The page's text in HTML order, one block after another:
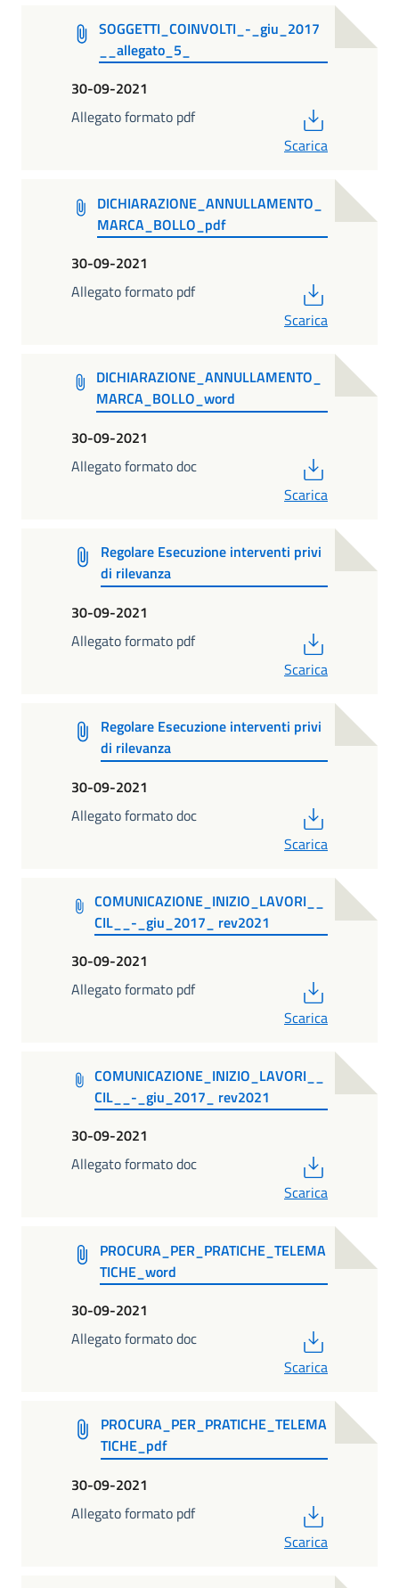
SOGGETTI_COINVOLTI_-_giu_2017
__allegato_5_
30-09-2021
Allegato formato pdf
Scarica
DICHIARAZIONE_ANNULLAMENTO_
MARCA_BOLLO_pdf
30-09-2021
Allegato formato pdf
Scarica
DICHIARAZIONE_ANNULLAMENTO_
MARCA_BOLLO_word
30-09-2021
Allegato formato doc
Scarica
Regolare Esecuzione interventi privi
di rilevanza
30-09-2021
Allegato formato pdf
Scarica
Regolare Esecuzione interventi privi
di rilevanza
30-09-2021
Allegato formato doc
Scarica
COMUNICAZIONE_INIZIO_LAVORI__
CIL__-_giu_2017_ rev2021
30-09-2021
Allegato formato pdf
Scarica
COMUNICAZIONE_INIZIO_LAVORI__
CIL__-_giu_2017_ rev2021
30-09-2021
Allegato formato doc
Scarica
PROCURA_PER_PRATICHE_TELEMA
TICHE_word
30-09-2021
Allegato formato doc
Scarica
PROCURA_PER_PRATICHE_TELEMA
TICHE_pdf
30-09-2021
Allegato formato pdf
Scarica